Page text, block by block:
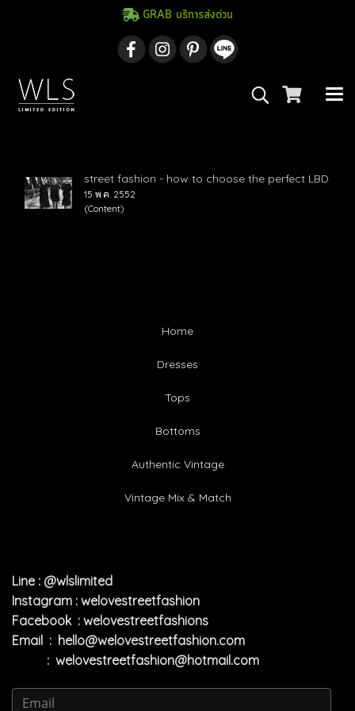
GRAB บริการส่งด่วน
street fashion - how to choose the perfect LBD
15 พ.ค. 2552
(Content)
Home
Dresses
Tops
Bottoms
Authentic Vintage
Vintage Mix & Match
Line : @wlslimited
Instagram : welovestreetfashion
Facebook : welovestreetfashions
Email : hello@welovestreetfashion.com
: welovestreetfashion@hotmail.com